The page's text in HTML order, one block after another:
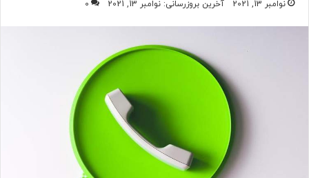
نوامبر 13, 2021 آخرین بروزرسانی: نوامبر 13, 2021 0